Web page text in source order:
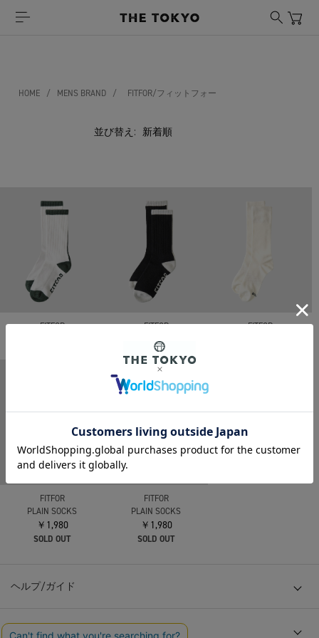
HOME / MENS BRAND / FITFOR/フィットフォー
並び替え:
FITFOR
FITFOR
BACK LINE SOCKS
￥1,980
FITFOR
FITFOR
PLAIN SOCKS
￥1,980
SOLD OUT
FITFOR
PLAIN SOCKS
￥1,980
SOLD OUT
ヘルプ/ガイド
会社概要